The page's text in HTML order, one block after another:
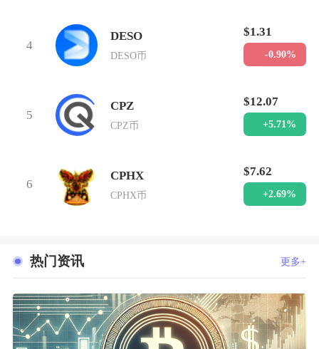
4
DESO
DESO币
$1.31
-0.90%
5
CPZ
CPZ币
$12.07
+5.71%
6
CPHX
CPHX币
$7.62
+2.69%
热门资讯 更多+